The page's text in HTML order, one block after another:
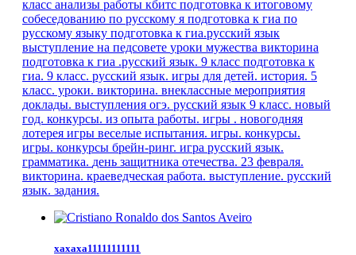
класс анализы работы кбитс подготовка к итоговому
собеседованию по русскому я подготовка к гиа по
русскому языку подготовка к гиа.русский язык
выступление на педсовете уроки мужества викторина
подготовка к гиа .русский язык. 9 класс подготовка к
гиа. 9 класс. русский язык. игры для детей. история. 5
класс. уроки. викторина. внеклассные мероприятия
доклады. выступления огэ. русский язык 9 класс. новый
год. конкурсы. из опыта работы. игры . новогодняя
лотерея игры веселые испытания. игры. конкурсы.
игры. конкурсы брейн-ринг. игра русский язык.
грамматика. день защитника отечества. 23 февраля.
викторина. краеведческая работа. выступление. русский
язык. задания.
хахаха11111111111